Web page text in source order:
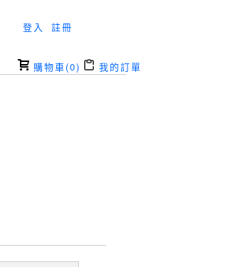
登入 註冊
購物車(0) 我的訂單